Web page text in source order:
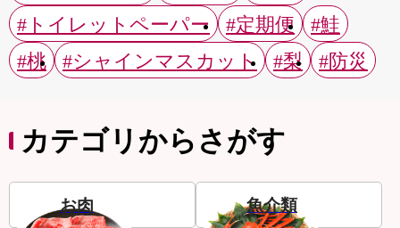
#トイレットペーパー
#定期便
#鮭
#桃
#シャインマスカット #梨 #防災
カテゴリからさがす
お肉 魚介類